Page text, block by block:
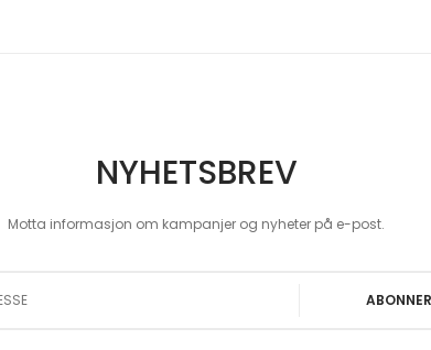
NYHETSBREV
Motta informasjon om kampanjer og nyheter på e-post.